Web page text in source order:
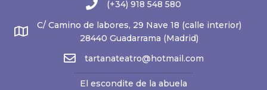
(+34) 918 548 580
C/ Camino de labores, 29 Nave 18 (calle interior)
28440 Guadarrama (Madrid)
tartanateatro@hotmail.com
El escondite de la abuela